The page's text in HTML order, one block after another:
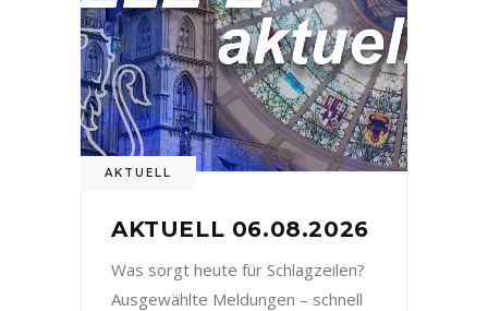
AKTUELL
AKTUELL 06.08.2026
Was sorgt heute für Schlagzeilen?
Ausgewählte Meldungen – schnell